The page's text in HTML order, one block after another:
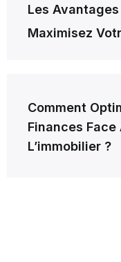
deLes
Maximisez
Comment
Finances Face
L’immobilier ?